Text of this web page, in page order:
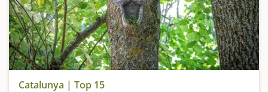
Catalunya | Top 15